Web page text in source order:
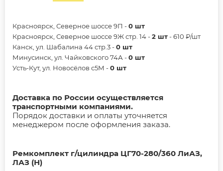
Красноярск, Северное шоссе 9П -0 шт
Красноярск, Северное шоссе 9Ж стр. 14 -2 шт- 610 ₽/шт
Канск, ул. Шабалина 44 стр.3 -0 шт
Минусинск, ул. Чайковского 74А -0 шт
Усть-Кут, ул. Новосёлов с5М -0 шт
Доставка по России осуществляется
транспортными компаниями.
Порядок доставки и оплаты уточняется
менеджером после оформления заказа.
Ремкомплект г/цилиндра ЦГ70-280/360 ЛиАЗ,
ЛАЗ (Н)